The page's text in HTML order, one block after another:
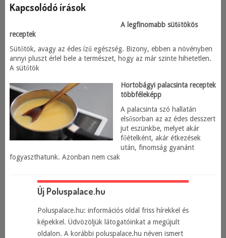
Kapcsolódó írások
A legfinomabb sütőtökös
receptek
Sütőtök, avagy az édes ízű egészség. Bizony, ebben a növényben
annyi pluszt érlel bele a természet, hogy az már szinte hihetetlen.
A sütőtök
Hortobágyi palacsinta receptek
többféleképp
A palacsinta szó hallatán
elsősorban az az édes desszert
jut eszünkbe, melyet akár
főételként, akár étkezések
után, finomság gyanánt
fogyaszthatunk. Azonban nem csak
Új Poluspalace.hu
Poluspalace.hu: információs oldal friss hírekkel és
képekkel. Üdvözöljük látogatóinkat a megújult
oldalon. A korábbi poluspalace.hu néven ismert